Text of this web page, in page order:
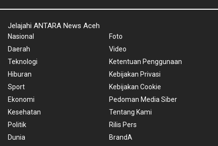
Jelajahi ANTARA News Aceh
Nasional
Daerah
Teknologi
Hiburan
Sport
Ekonomi
Kesehatan
Politik
Dunia
Foto
Video
Ketentuan Penggunaan
Kebijakan Privasi
Kebijakan Cookie
Pedoman Media Siber
Tentang Kami
Rilis Pers
BrandA